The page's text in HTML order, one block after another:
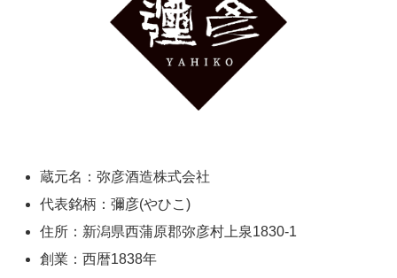
蔵元名：弥彦酒造株式会社
代表銘柄：彌彦(やひこ)
住所：新潟県西蒲原郡弥彦村上泉1830-1
創業：西暦1838年